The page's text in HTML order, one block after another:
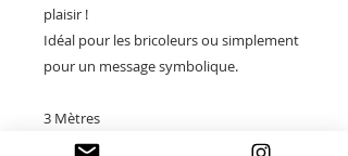
plaisir !
Idéal pour les bricoleurs ou simplement
pour un message symbolique.
3 Mètres
Couleur : noir et étiquette ronde plexi